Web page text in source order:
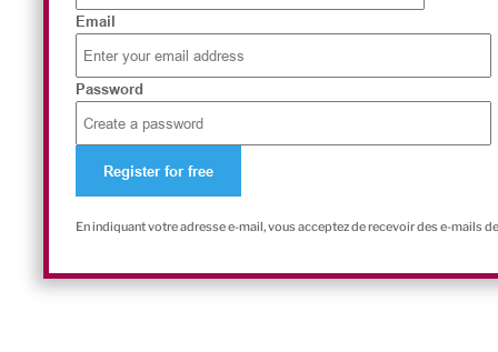
Email
Password
En indiquant votre adresse e-mail, vous acceptez de recevoir des e-mails